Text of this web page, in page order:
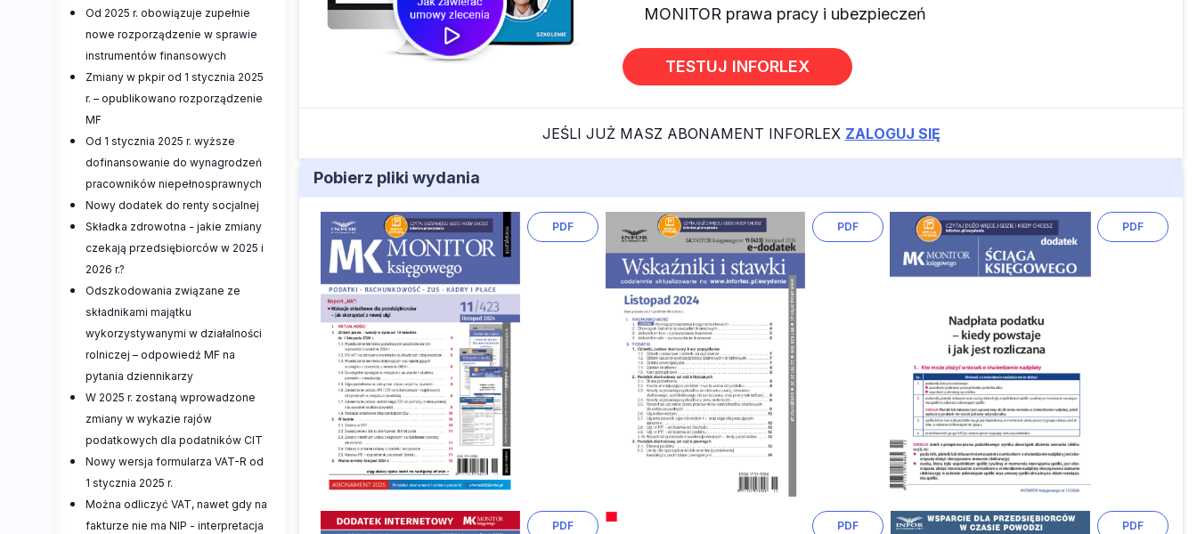
Od 2025 r. obowiązuje zupełnie
nowe rozporządzenie w sprawie
instrumentów finansowych
Zmiany w pkpir od 1 stycznia 2025
r. – opublikowano rozporządzenie
MF
Od 1 stycznia 2025 r. wyższe
dofinansowanie do wynagrodzeń
pracowników niepełnosprawnych
Nowy dodatek do renty socjalnej
Składka zdrowotna - jakie zmiany
czekają przedsiębiorców w 2025 i
2026 r.?
Odszkodowania związane ze
składnikami majątku
wykorzystywanymi w działalności
rolniczej – odpowiedź MF na
pytania dziennikarzy
W 2025 r. zostaną wprowadzone
zmiany w wykazie rajów
podatkowych dla podatników CIT
Nowy wersja formularza VAT-R od
1 stycznia 2025 r.
Można odliczyć VAT, nawet gdy na
fakturze nie ma NIP - interpretacja
MONITOR prawa pracy i ubezpieczeń
TESTUJ INFORLEX
JEŚLI JUŻ MASZ ABONAMENT INFORLEX ZALOGUJ SIĘ
Pobierz pliki wydania
PDF PDF PDF
PDF PDF PDF